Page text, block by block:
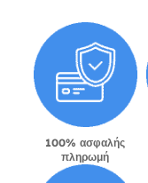
100% ασφαλής
πληρωμή